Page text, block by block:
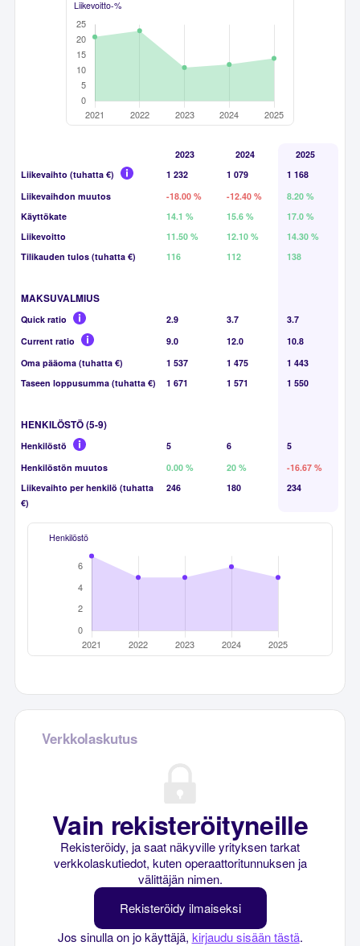
Liikevoitto-%
2023 2024
2025
Liikevaihto (tuhatta €)
1 232 1 079
1 168
Liikevaihdon muutos
-18.00 % -12.40 %
8.20 %
Käyttökate
14.1 % 15.6 %
17.0 %
Liikevoitto
11.50 % 12.10 %
14.30 %
Tilikauden tulos (tuhatta €)
116 112 138
MAKSUVALMIUS
Quick ratio 2.9 3.7
3.7
Current ratio
9.0 12.0
10.8
Oma pääoma (tuhatta €)
1 537 1 475
1 443
Taseen loppusumma (tuhatta €)
1 671 1 571 1 550
HENKILÖSTÖ (5-9)
Henkilöstö 5 6
5
Henkilöstön muutos
0.00 % 20 %
-16.67 %
Liikevaihto per henkilö (tuhatta
€)
246 180 234
Henkilöstö
Verkkolaskutus
Vain rekisteröityneille
Rekisteröidy, ja saat näkyville yrityksen tarkat
verkkolaskutiedot, kuten operaattoritunnuksen ja
välittäjän nimen.
Rekisteröidy ilmaiseksi
Jos sinulla on jo käyttäjä, kirjaudu sisään tästä.